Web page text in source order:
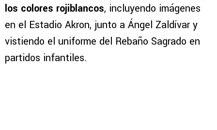
los colores rojiblancos, incluyendo imágenes
en el Estadio Akron, junto a Ángel Zaldívar y
vistiendo el uniforme del Rebaño Sagrado en
partidos infantiles.